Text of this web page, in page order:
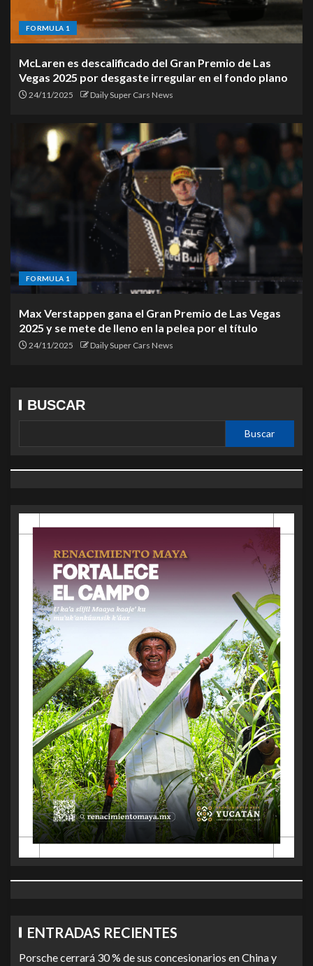
FORMULA 1
McLaren es descalificado del Gran Premio de Las
Vegas 2025 por desgaste irregular en el fondo plano
24/11/2025 Daily Super Cars News
FORMULA 1
Max Verstappen gana el Gran Premio de Las Vegas
2025 y se mete de lleno en la pelea por el título
24/11/2025 Daily Super Cars News
BUSCAR
Buscar
ENTRADAS RECIENTES
Porsche cerrará 30 % de sus concesionarios en China y